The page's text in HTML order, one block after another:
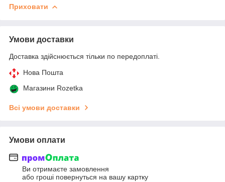
Приховати
Умови доставки
Доставка здійснюється тільки по передоплаті.
Нова Пошта
Магазини Rozetka
Всі умови доставки
Умови оплати
Ви отримаєте замовлення
або гроші повернуться на вашу картку